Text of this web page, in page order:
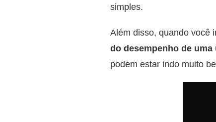
simples.
Além disso, quando você
do desempenho de
podem estar indo muito